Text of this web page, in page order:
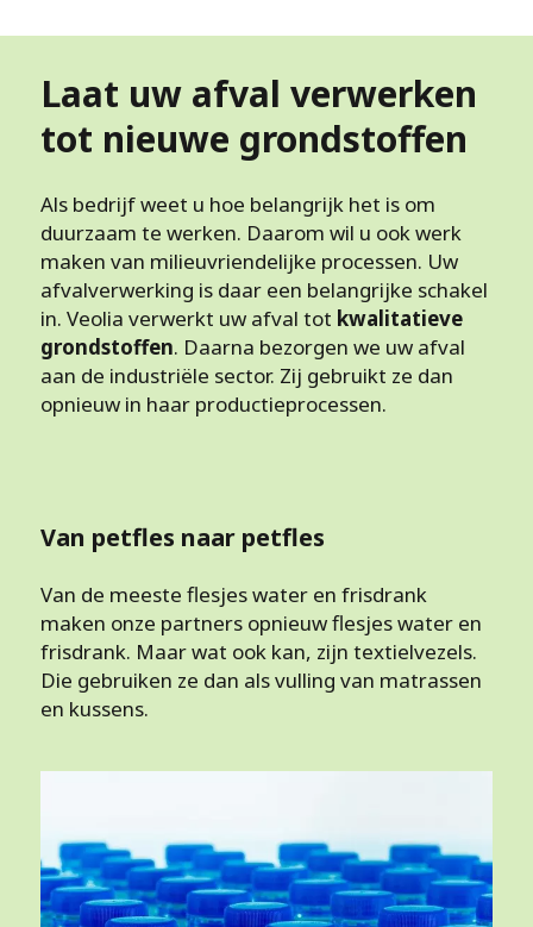
Laat uw afval verwerken
tot nieuwe grondstoffen
Als bedrijf weet u hoe belangrijk het is om
duurzaam te werken. Daarom wil u ook werk
maken van milieuvriendelijke processen. Uw
afvalverwerking is daar een belangrijke schakel
in. Veolia verwerkt uw afval tot kwalitatieve
grondstoffen. Daarna bezorgen we uw afval
aan de industriële sector. Zij gebruikt ze dan
opnieuw in haar productieprocessen.
Van petfles naar petfles
Van de meeste flesjes water en frisdrank
maken onze partners opnieuw flesjes water en
frisdrank. Maar wat ook kan, zijn textielvezels.
Die gebruiken ze dan als vulling van matrassen
en kussens.